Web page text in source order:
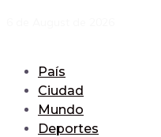
País
Ciudad
Mundo
Deportes